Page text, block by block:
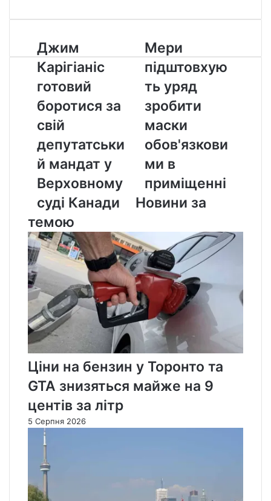
Джим
Карігіаніс
готовий
боротися
за
свій
депутатський
мандат
у
Верховному
суді
Канади
Джим
Карігіаніс
готовий
боротися за
свій
депутатськи
й мандат у
Верховному
суді Канади
Мери
підштовхують
уряд
зробити
маски
обов'язковими
в
приміщенні
Мери
підштовхую
ть уряд
зробити
маски
обов'язкови
ми в
приміщенні
Новини за
темою
Ціни на бензин у Торонто та
GTA знизяться майже на 9
центів за літр
5 Серпня 2026